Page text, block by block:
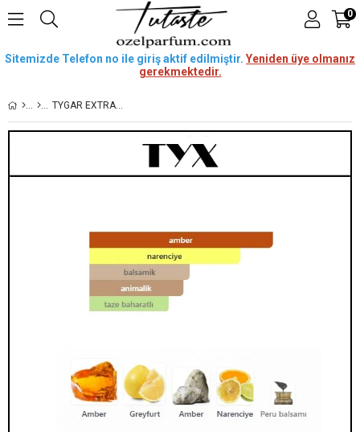
0
Sitemizde Telefon no ile giriş aktif edilmiştir. Yeniden üye olmanız
gerekmektedir.
TYGAR EXTRAIT [TYX] 50 ML